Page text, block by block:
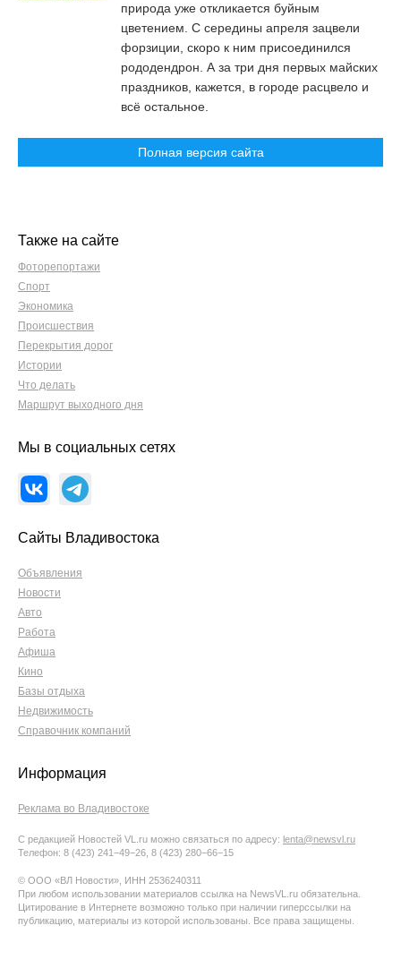
природа уже откликается буйным
цветением. С середины апреля зацвели
форзиции, скоро к ним присоединился
рододендрон. А за три дня первых майских
праздников, кажется, в городе расцвело и
всё остальное.
Полная версия сайта
Также на сайте
Фоторепортажи
Спорт
Экономика
Происшествия
Перекрытия дорог
Истории
Что делать
Маршрут выходного дня
Мы в социальных сетях
Сайты Владивостока
Объявления
Новости
Авто
Работа
Афиша
Кино
Базы отдыха
Недвижимость
Справочник компаний
Информация
Реклама во Владивостоке
С редакцией Новостей VL.ru можно связаться по адресу: lenta@newsvl.ru
Телефон: 8 (423) 241−49−26, 8 (423) 280−66−15
© ООО «ВЛ Новости», ИНН 2536240311
При любом использовании материалов ссылка на NewsVL.ru обязательна.
Цитирование в Интернете возможно только при наличии гиперссылки на
публикацию, материалы из которой использованы. Все права защищены.